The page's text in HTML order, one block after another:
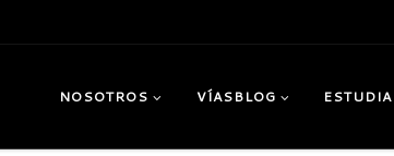
NOSOTROS VÍASBLOG